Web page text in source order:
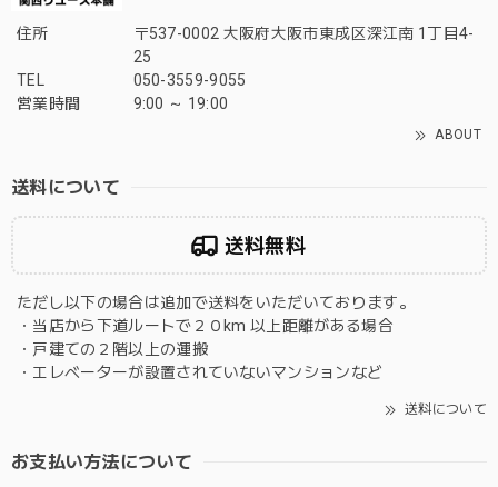
住所
〒537-0002 大阪府大阪市東成区深江南 1丁目4-
25
TEL
050-3559-9055
営業時間
9:00 ～ 19:00
ABOUT
送料について
送料無料
ただし以下の場合は追加で送料をいただいております。
・当店から下道ルートで２０km 以上距離がある場合
・戸建ての２階以上の運搬
・エレベーターが設置されていないマンションなど
送料について
お支払い方法について